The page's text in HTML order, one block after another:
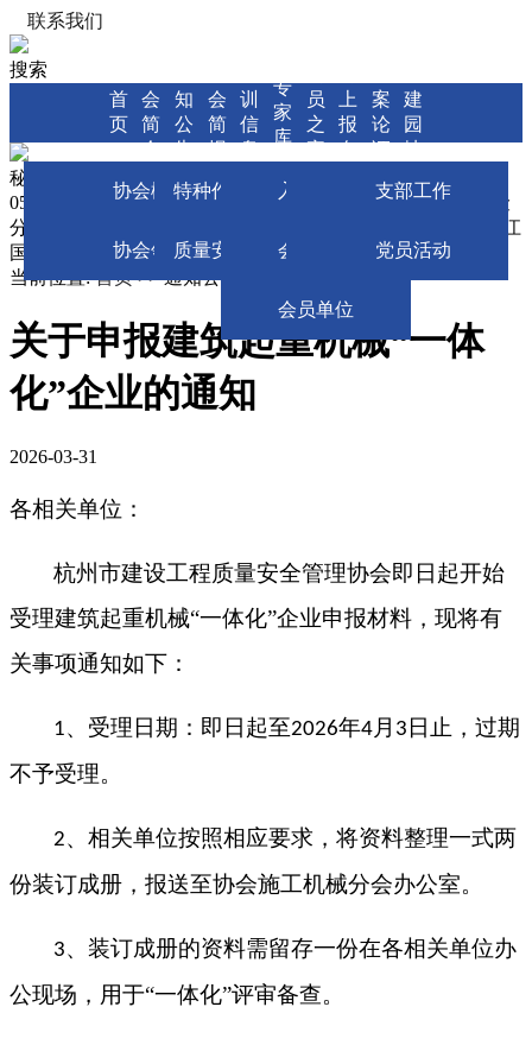
联系我们
搜索
首
页
施工机械分会
质量保险分会
会
简
介
协会概况
协会领导
知
公
告
会
简
报
训
信
息
特种作业人员培训
质量安全教育培训
专
家
库
员
之
家
入会申请
会员缴费
会员单位
上
报
名
案
论
证
方案论证申报
专家信息中心
建
园
地
支部工作
党员活动
秘书处：0571-88393231 培训部：0571-88399161 安服部：
0571-88398895 施工机械安全分会： 0571-88393301 质量保险
分会：--- 邮编：310004 协会地址：杭州市莫干山路100号耀江
国际大厦B座7楼A室
当前位置:首页 >>通知公告 >>
关于申报建筑起重机械“一体
化”企业的通知
2026-03-31
各相关单位：
杭州市建设工程质量安全管理协会即日起开始
受理建筑起重机械“一体化”企业申报材料，现将有
关事项通知如下：
1、受理日期：即日起至2026年4 月 3 日止，过期
不予受理。
2、相关单位按照相应要求，将资料整理一式两
份装订成册，报送至协会施工机械分会办公室。
3、装订成册的资料需留存一份在各相关单位办
公现场，用于“一体化”评审备查。